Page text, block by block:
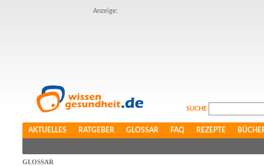
Anzeige:
SUCHE
AKTUELLES RATGEBER GLOSSAR FAQ REZEPTE
GLOSSAR